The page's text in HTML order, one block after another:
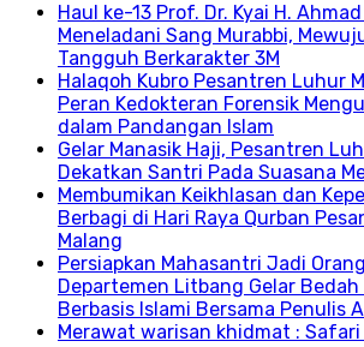
Haul ke-13 Prof. Dr. Kyai H.
Meneladani Sang Murabbi,
Tangguh Berkarakter 3M
Halaqoh Kubro Pesantren Luhur
Peran Kedokteran Forensik
dalam Pandangan Islam
Gelar Manasik Haji, Pesantren
Dekatkan Santri Pada Suasana
Membumikan Keikhlasan dan
Berbagi di Hari Raya Qurban
Malang
Persiapkan Mahasantri Jadi
Departemen Litbang Gelar
Berbasis Islami Bersama Penulis
Merawat warisan khidmat : Safari